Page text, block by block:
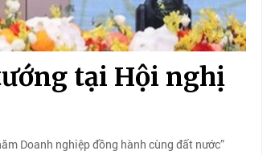
tại Hội nghị
Doanh nghiệp đồng hành cùng đất nước”